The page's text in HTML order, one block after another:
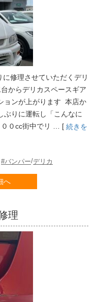
修理させていただくデリ
からデリカスペースギア
ョンが上がります 本店か
ぶりに運転し「こんなに
００cc街中でリ … [ 続きを
#バンパー/デリカ
へ
理